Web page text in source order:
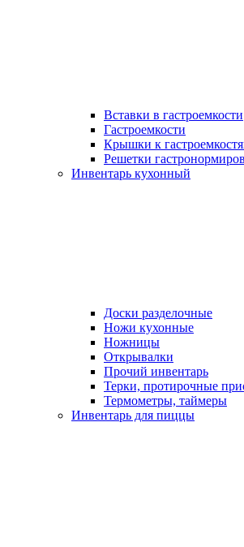
Вставки в гастроемкости
Гастроемкости
Крышки к
Решетки
Инвентарь кухонный
Доски разделочные
Ножи кухонные
Ножницы
Открывалки
Прочий инвентарь
Терки, протирочные
Термометры, таймеры
Инвентарь для пиццы